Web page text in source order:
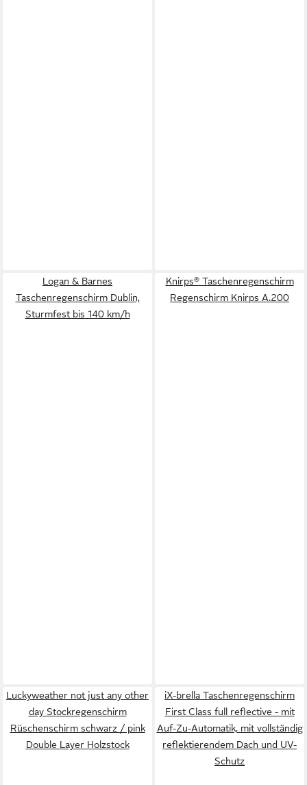
Logan & Barnes
Taschenregenschirm Dublin,
Sturmfest bis 140 km/h
Knirps® Taschenregenschirm
Regenschirm Knirps A.200
Luckyweather not just any other
day Stockregenschirm
Rüschenschirm schwarz / pink
Double Layer Holzstock
iX-brella Taschenregenschirm
First Class full reflective - mit
Auf-Zu-Automatik, mit vollständig
reflektierendem Dach und UV-
Schutz